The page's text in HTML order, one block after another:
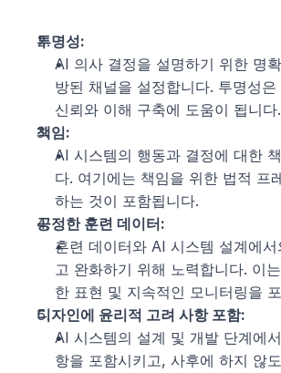
투명성:
AI 의사 결정을 설명하기 위한 명
방된 채널을 설정합니다. 투명성
신뢰와 이해 구축에 도움이 됩니다.
책임:
AI 시스템의 행동과 결정에 대한
다. 여기에는 책임을 위한 법적 프
하는 것이 포함됩니다.
공정한 훈련 데이터:
훈련 데이터와 AI 시스템 설계에
고 완화하기 위해 노력합니다. 이
한 표현 및 지속적인 모니터링을
디자인에 윤리적 고려 사항 포함:
AI 시스템의 설계 및 개발 단계에
항을 포함시키고, 사후에 하지 않